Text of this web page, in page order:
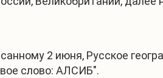
2 июня, Русское
слово: АЛСИБ".